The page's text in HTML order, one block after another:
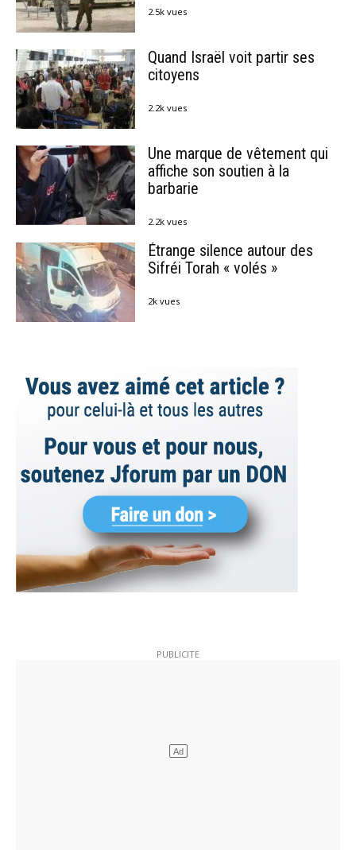
2.5k vues
Quand Israël voit partir ses
citoyens
2.2k vues
Une marque de vêtement qui
affiche son soutien à la
barbarie
2.2k vues
Étrange silence autour des
Sifréi Torah « volés »
2k vues